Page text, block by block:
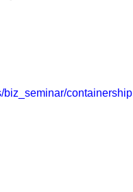
biz_seminar/containership